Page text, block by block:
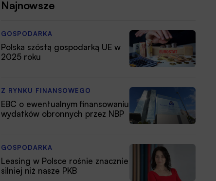
Najnowsze
GOSPODARKA
Polska szóstą gospodarką UE w
2025 roku
Z RYNKU FINANSOWEGO
EBC o ewentualnym finansowaniu
wydatków obronnych przez NBP
GOSPODARKA
Leasing w Polsce rośnie znacznie
silniej niż nasze PKB